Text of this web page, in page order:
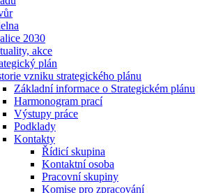
2030
akce
plán
vzniku strategického plánu
Základní informace o Strategickém plánu
Harmonogram prací
Výstupy práce
Podklady
Kontakty
Řídicí skupina
Kontaktní osoba
Pracovní skupiny
Komise pro zpracování